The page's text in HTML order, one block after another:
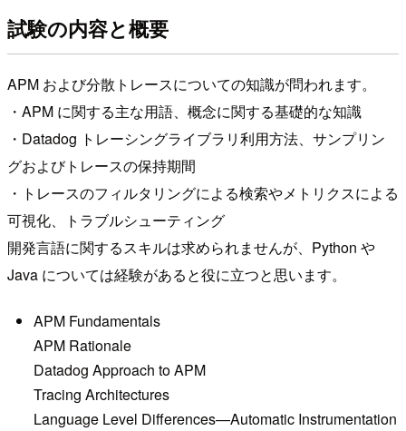
試験の内容と概要
APM および分散トレースについての知識が問われます。
・APM に関する主な用語、概念に関する基礎的な知識
・Datadog トレーシングライブラリ利用方法、サンプリン
グおよびトレースの保持期間
・トレースのフィルタリングによる検索やメトリクスによる
可視化、トラブルシューティング
開発言語に関するスキルは求められませんが、Python や
Java については経験があると役に立つと思います。
APM Fundamentals
APM Rationale
Datadog Approach to APM
Tracing Architectures
Language Level Differences—Automatic Instrumentation